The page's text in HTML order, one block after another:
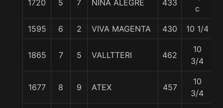
1720 5 7 NIÑA ALEGRE 433
c
1595 6 2 VIVA MAGENTA 430 10 1/4
1865 7 5 VALLTTERI 462
10
3/4
1677 8 9 ATEX 457
10
3/4